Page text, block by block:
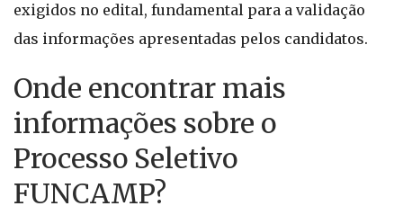
exigidos no edital, fundamental para a validação
das informações apresentadas pelos candidatos.
Onde encontrar mais
informações sobre o
Processo Seletivo
FUNCAMP?